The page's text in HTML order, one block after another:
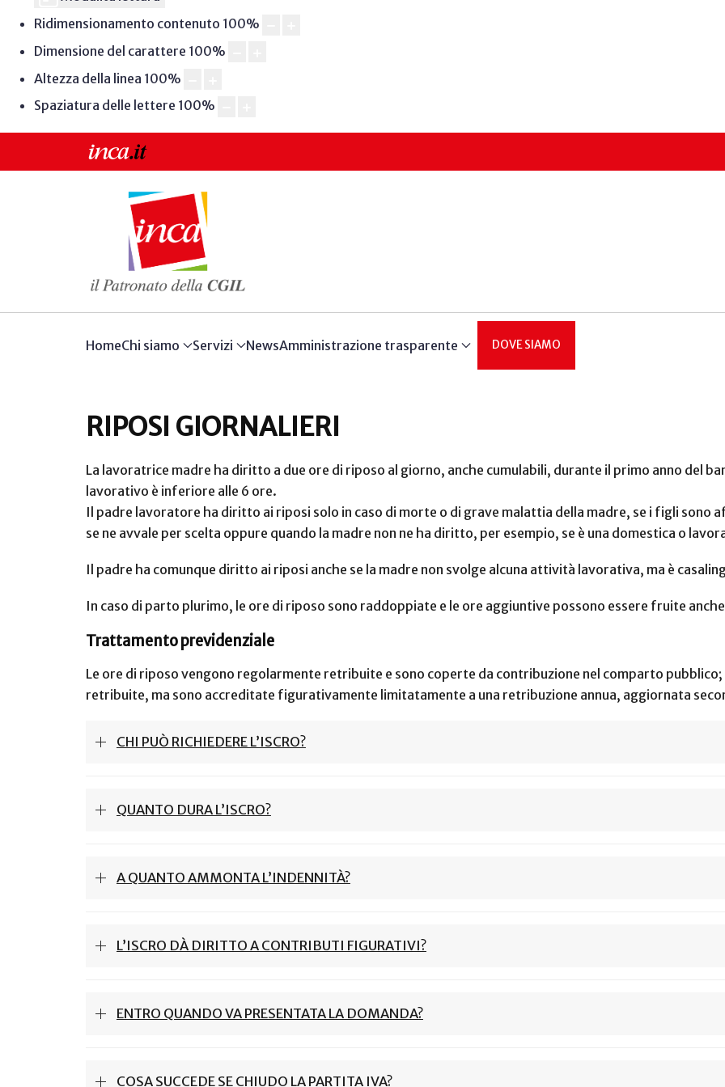
Ridimensionamento contenuto 100%
Dimensione del carattere 100%
Altezza della linea 100%
Spaziatura delle lettere 100%
HomeChi siamo Servizi NewsAmministrazione trasparente DOVE SIAMO
RIPOSI GIORNALIERI
La lavoratrice madre ha diritto a due ore di riposo al giorno, anche cumulabili, durante il primo anno del
lavorativo è inferiore alle 6 ore.
Il padre lavoratore ha diritto ai riposi solo in caso di morte o di grave malattia della madre, se i figli sono
se ne avvale per scelta oppure quando la madre non ne ha diritto, per esempio, se è una domestica o
Il padre ha comunque diritto ai riposi anche se la madre non svolge alcuna attività lavorativa, ma è
In caso di parto plurimo, le ore di riposo sono raddoppiate e le ore aggiuntive possono essere fruite
Trattamento previdenziale
Le ore di riposo vengono regolarmente retribuite e sono coperte da contribuzione nel comparto
retribuite, ma sono accreditate figurativamente limitatamente a una retribuzione annua, aggiornata
CHI PUÒ RICHIEDERE L’ISCRO?
QUANTO DURA L’ISCRO?
A QUANTO AMMONTA L’INDENNITÀ?
L’ISCRO DÀ DIRITTO A CONTRIBUTI FIGURATIVI?
ENTRO QUANDO VA PRESENTATA LA DOMANDA?
COSA SUCCEDE SE CHIUDO LA PARTITA IVA?